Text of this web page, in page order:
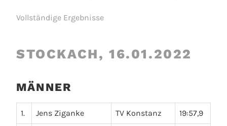
Vollständige Ergebnisse
STOCKACH, 16.01.2022
MÄNNER
1. Jens Ziganke TV Konstanz 19:57,9